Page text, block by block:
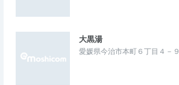
大黒湯
愛媛県今治市本町６丁目４－９